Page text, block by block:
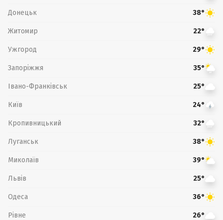
Донецьк 38°
Житомир 22°
Ужгород 29°
Запоріжжя 35°
Івано-Франківськ 25°
Київ 24°
Кропивницький 32°
Луганськ 38°
Миколаїв 39°
Львів 25°
Одеса 36°
Рівне 26°